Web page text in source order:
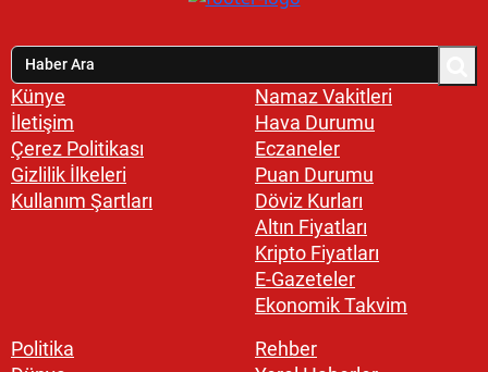
Künye
İletişim
Çerez Politikası
Gizlilik İlkeleri
Kullanım Şartları
Namaz Vakitleri
Hava Durumu
Eczaneler
Puan Durumu
Döviz Kurları
Altın Fiyatları
Kripto Fiyatları
E-Gazeteler
Ekonomik Takvim
Politika
Rehber